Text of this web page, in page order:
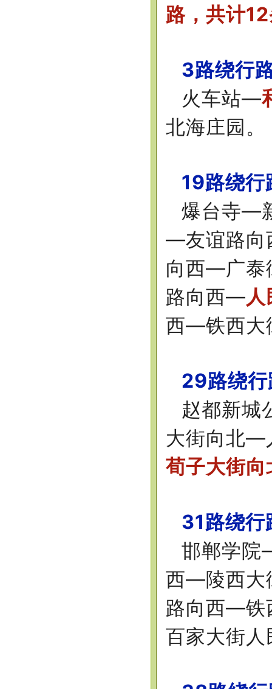
路，共计
3路绕行
火车站—
北海庄园。
19路绕行
爆台寺—
—友谊路向
向西—广泰
路向西—
西—铁西大
29路绕
赵都新
大街向北—
荀子大街向
31路绕行
邯郸学
西—陵西
路向西—铁
百家大街